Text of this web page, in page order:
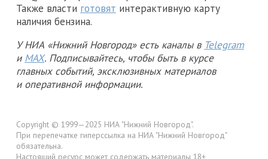
Также власти готовят интерактивную карту
наличия бензина.
У НИА «Нижний Новгород» есть каналы в Telegram
и MAX. Подписывайтесь, чтобы быть в курсе
главных событий, эксклюзивных материалов
и оперативной информации.
Copyright © 1999—2025 НИА "Нижний Новгород".
При перепечатке гиперссылка на НИА "Нижний Новгород"
обязательна.